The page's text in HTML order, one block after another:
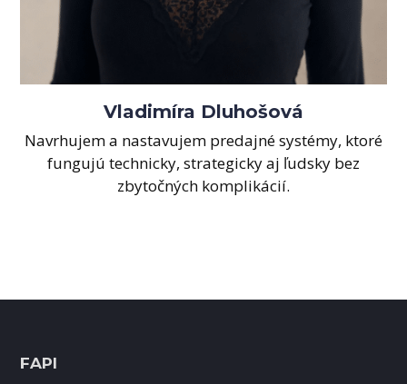
Vladimíra Dluhošová
Navrhujem a nastavujem predajné systémy, ktoré
fungujú technicky, strategicky aj ľudsky bez
zbytočných komplikácií.
FAPI